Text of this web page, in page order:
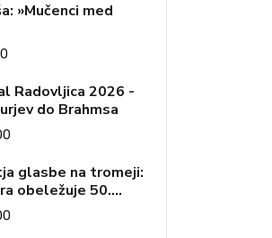
»Mučenci med
Radovljica 2026 -
do Brahmsa
glasbe na tromeji:
obeležuje 50.
narodno-